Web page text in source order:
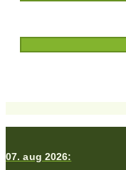
07. aug 2026: